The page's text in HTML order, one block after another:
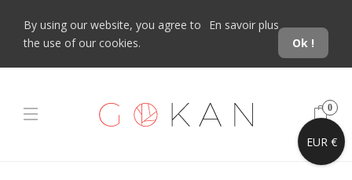
By using our website, you agree to
the use of our cookies.
En savoir plus
Ok !
0
EUR €